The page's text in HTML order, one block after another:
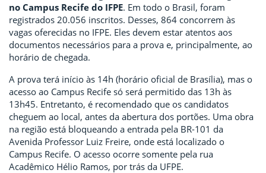
no Campus Recife do IFPE. Em todo o Brasil, foram
registrados 20.056 inscritos. Desses, 864 concorrem às
vagas oferecidas no IFPE. Eles devem estar atentos aos
documentos necessários para a prova e, principalmente, ao
horário de chegada.
A prova terá início às 14h (horário oficial de Brasília), mas o
acesso ao Campus Recife só será permitido das 13h às
13h45. Entretanto, é recomendado que os candidatos
cheguem ao local, antes da abertura dos portões. Uma obra
na região está bloqueando a entrada pela BR-101 da
Avenida Professor Luiz Freire, onde está localizado o
Campus Recife. O acesso ocorre somente pela rua
Acadêmico Hélio Ramos, por trás da UFPE.